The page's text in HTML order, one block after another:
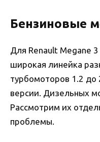
Бензиновые
Для Renault Megane
широкая линейка
турбомоторов 1.2 до
версии. Дизельных
Рассмотрим их
проблемы.